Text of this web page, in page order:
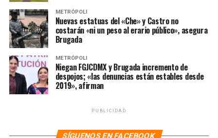
METRÓPOLI
Nuevas estatuas del «Che» y Castro no
costarán «ni un peso al erario público», asegura
Brugada
METRÓPOLI
Niegan FGJCDMX y Brugada incremento de
despojos; «las denuncias están estables desde
2019», afirman
PUBLICIDAD
SÍGUENOS EN FACEBOOK